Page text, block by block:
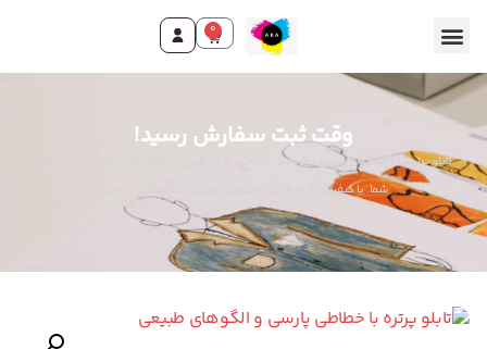
0
وقت ثبت سفارش رسید!
تابلو پرتره با خطاطی پارسی و الگوهای طبیعی، اثری هنری و خاص برای دکوراسیون ساده
شما. با کیفیت بالا و طراحی متفاوت، همین حالا سفارش دهید!